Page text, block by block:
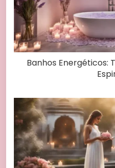
Banhos Energéticos: